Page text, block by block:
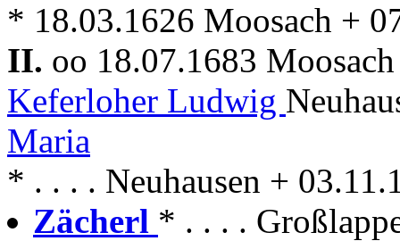
* 18.03.1626 Moosach +
II. oo 18.07.1683
Keferloher Ludwig
Maria
* . . . . Neuhausen +
Zächerl * . . . .